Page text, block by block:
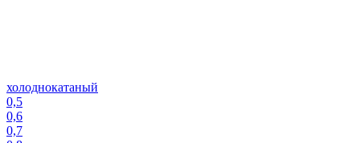
холоднокатаный
0,5
0,6
0,7